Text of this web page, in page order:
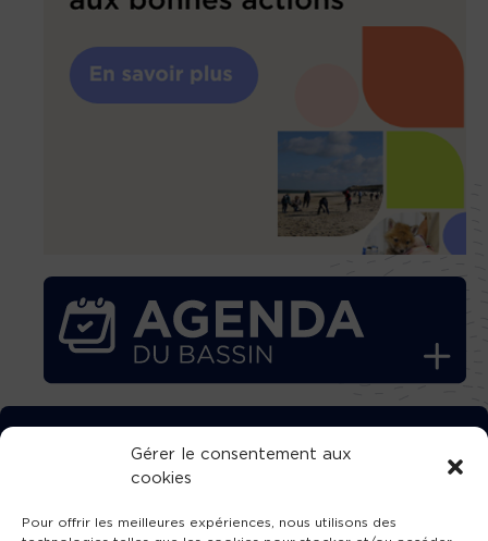
Gérer le consentement aux
cookies
Pour offrir les meilleures expériences, nous utilisons des
TÉLÉCHARGEZ GRATUITEMENT
L’APPLICATION TVBA !